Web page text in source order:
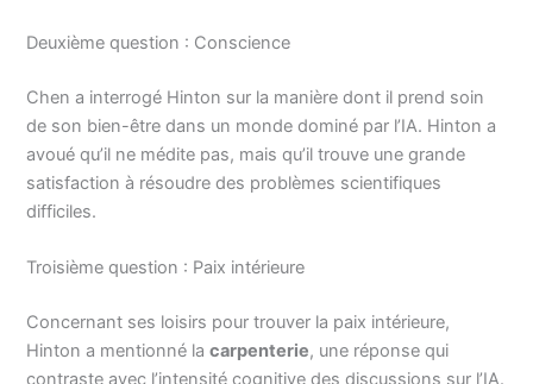
Deuxième question : Conscience
Chen a interrogé Hinton sur la manière dont il prend soin
de son bien-être dans un monde dominé par l’IA. Hinton a
avoué qu’il ne médite pas, mais qu’il trouve une grande
satisfaction à résoudre des problèmes scientifiques
difficiles.
Troisième question : Paix intérieure
Concernant ses loisirs pour trouver la paix intérieure,
Hinton a mentionné lacarpenterie, une réponse qui
contraste avec l’intensité cognitive des discussions sur l’IA.